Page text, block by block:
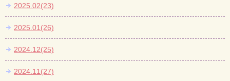
2025.02(23)
2025.01(26)
2024.12(25)
2024.11(27)